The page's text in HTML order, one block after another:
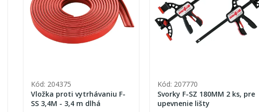
Kód: 204375
Vložka proti vytrhávaniu F-
SS 3,4M - 3,4 m dlhá
Kód: 207770
Svorky F-SZ 180MM 2 ks, pre
upevnenie lišty